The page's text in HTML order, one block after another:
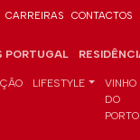
CARREIRAS CONTACTOS
PORTUGAL
LIFESTYLE
VINHO
DO
PORTO